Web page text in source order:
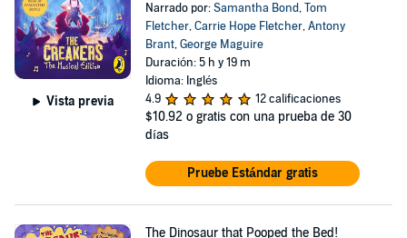
Vista previa
Narrado por:Samantha Bond,Tom
Fletcher,Carrie Hope Fletcher,Antony
Brant,George Maguire
Duración: 5 h y 19 m
Idioma: Inglés
4.9
12 calificaciones
$10.92 o gratis con una prueba de 30
días
Pruebe Estándar gratis
The Dinosaur that Pooped the Bed!